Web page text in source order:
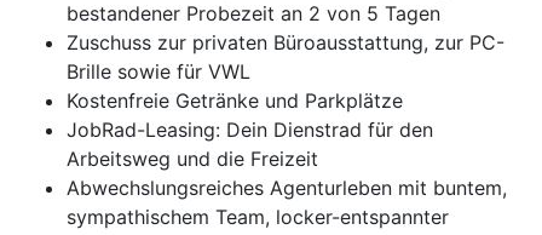
bestandener Probezeit an 2 von 5 Tagen
Zuschuss zur privaten Büroausstattung, zur PC-
Brille sowie für VWL
Kostenfreie Getränke und Parkplätze
JobRad-Leasing: Dein Dienstrad für den
Arbeitsweg und die Freizeit
Abwechslungsreiches Agenturleben mit buntem,
sympathischem Team, locker-entspannter